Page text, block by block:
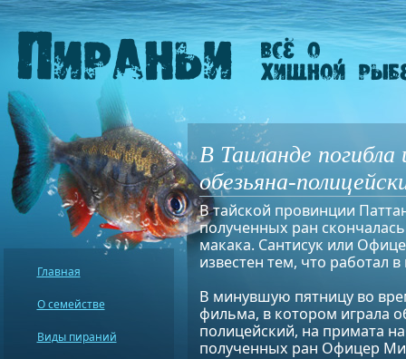
В Таиланде
обезьяна-
В тайской провинции
полученных ран
макака. Сантисук или
известен тем, что работал
В минувшую пятницу во
фильма, в котором играла
полицейский, на примата
полученных ран Офицер
Главная
О семействе
Виды пираний